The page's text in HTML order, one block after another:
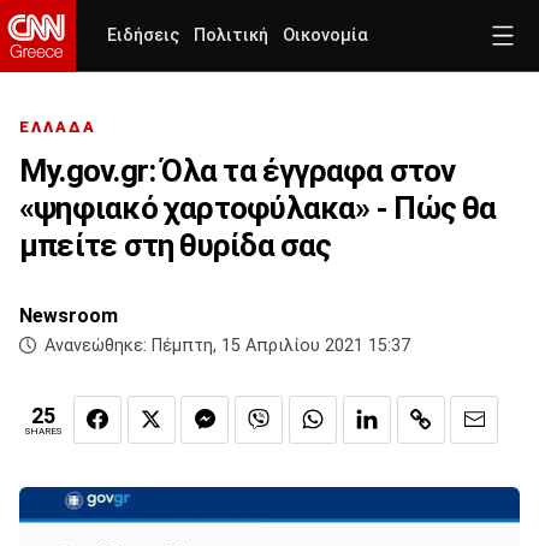
Ειδήσεις Πολιτική Οικονομία
ΕΛΛΑΔΑ
My.gov.gr: Όλα τα έγγραφα στον
«ψηφιακό χαρτοφύλακα» - Πώς θα
μπείτε στη θυρίδα σας
Newsroom
Ανανεώθηκε: Πέμπτη, 15 Απριλίου 2021 15:37
25
SHARES